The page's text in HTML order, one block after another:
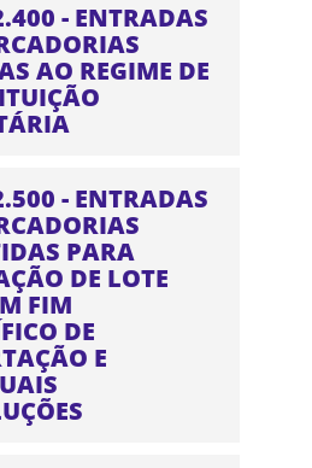
- ENTRADAS
AO REGIME DE
- ENTRADAS
PARA
DE LOTE
FIM
DE
E